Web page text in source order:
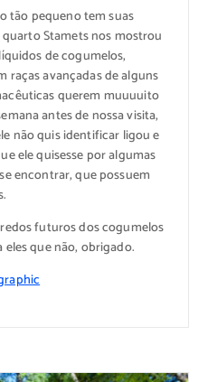
tão pequeno tem suas
Stamets nos mostrou
de cogumelos,
raças avançadas de alguns
querem muuuuito
antes de nossa visita,
não quis identificar ligou e
ele quisesse por algumas
encontrar, que possuem
futuros dos cogumelos
eles que não, obrigado.